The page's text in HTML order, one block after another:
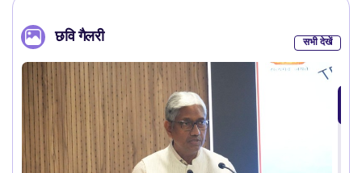
छवि गैलरी सभी देखें